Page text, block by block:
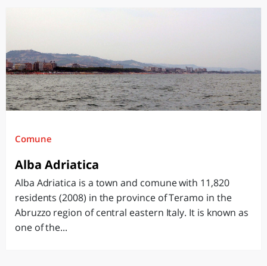
Comune
Alba Adriatica
Alba Adriatica is a town and comune with 11,820
residents (2008) in the province of Teramo in the
Abruzzo region of central eastern Italy. It is known as
one of the...